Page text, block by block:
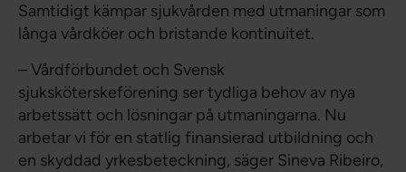
Samtidigt kämpar sjukvården med utmaningar som
långa vårdköer och bristande kontinuitet.
– Vårdförbundet och Svensk
sjuksköterskeförening ser tydliga behov av nya
arbetssätt och lösningar på utmaningarna. Nu
arbetar vi för en statlig finansierad utbildning och
en skyddad yrkesbeteckning, säger Sineva Ribeiro,